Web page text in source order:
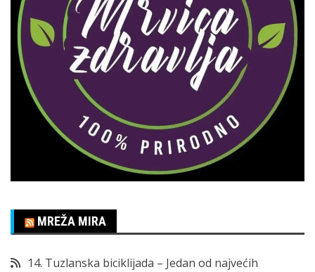
MREŽA MIRA
14. Tuzlanska biciklijada – Jedan od najvećih